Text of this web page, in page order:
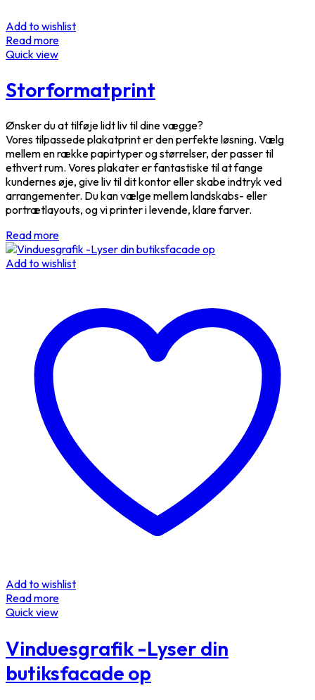
Add to wishlist
Read more
Quick view
Storformatprint
Ønsker du at tilføje lidt liv til dine vægge?
Vores tilpassede plakatprint er den perfekte løsning. Vælg
mellem en række papirtyper og størrelser, der passer til
ethvert rum. Vores plakater er fantastiske til at fange
kundernes øje, give liv til dit kontor eller skabe indtryk ved
arrangementer. Du kan vælge mellem landskabs- eller
portrætlayouts, og vi printer i levende, klare farver.
Read more
Add to wishlist
Add to wishlist
Read more
Quick view
Vinduesgrafik -Lyser din
butiksfacade op